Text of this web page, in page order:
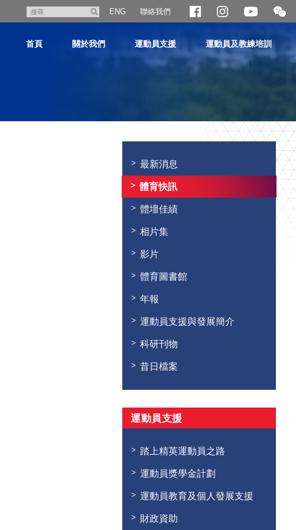
尋
ENG 聯絡我們
開
合
二
維
首頁 關於我們 運動員支援 運動員及教練培訓
最新消息
體育快訊
體壇佳績
相片集
影片
體育圖書館
年報
運動員支援與發展簡介
科研刊物
昔日檔案
運動員支援
踏上精英運動員之路
運動員獎學金計劃
運動員教育及個人發展支援
財政資助